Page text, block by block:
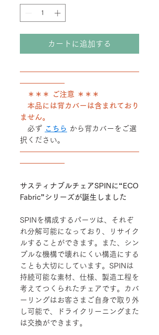
カートに追加する
――――――――――――――――
――――――
＊＊＊ ご注意 ＊＊＊
本品には背カバーは含まれており
ません。
必ず こちら から背カバーをご選
択ください。
――――――――――――――――
――――――
サスティナブルチェアSPINに“ECO
Fabric”シリーズが誕生しました
SPINを構成するパーツは、それぞ
れ分解可能になっており、リサイク
ルすることができます。また、シン
プルな機構で壊れにくい構造にする
ことも大切にしています。SPINは
持続可能な素材、仕様、製造工程を
考えてつくられたチェアです。カバ
ーリングはお客さまご自身で取り外
し可能で、ドライクリーニングまた
は交換ができます。